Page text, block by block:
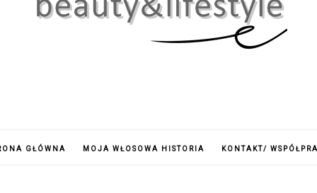
GŁÓWNA MOJA WŁOSOWA HISTORIA KONTAKT/